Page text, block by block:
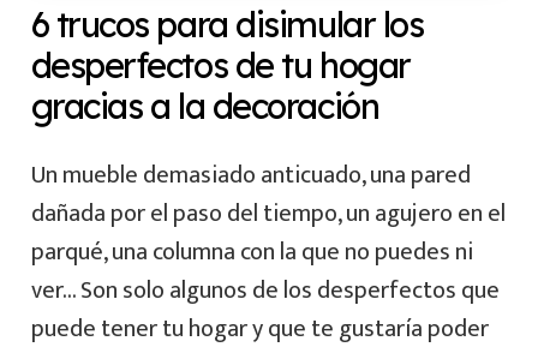
6 trucos para disimular los
desperfectos de tu hogar
gracias a la decoración
Un mueble demasiado anticuado, una pared
dañada por el paso del tiempo, un agujero en el
parqué, una columna con la que no puedes ni
ver… Son solo algunos de los desperfectos que
puede tener tu hogar y que te gustaría poder